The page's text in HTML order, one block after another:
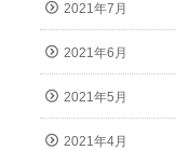
2021年7月
2021年6月
2021年5月
2021年4月